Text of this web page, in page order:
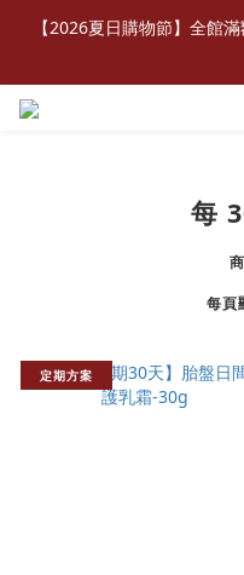
【2026夏日購物節】全館
每
每頁
定期方案